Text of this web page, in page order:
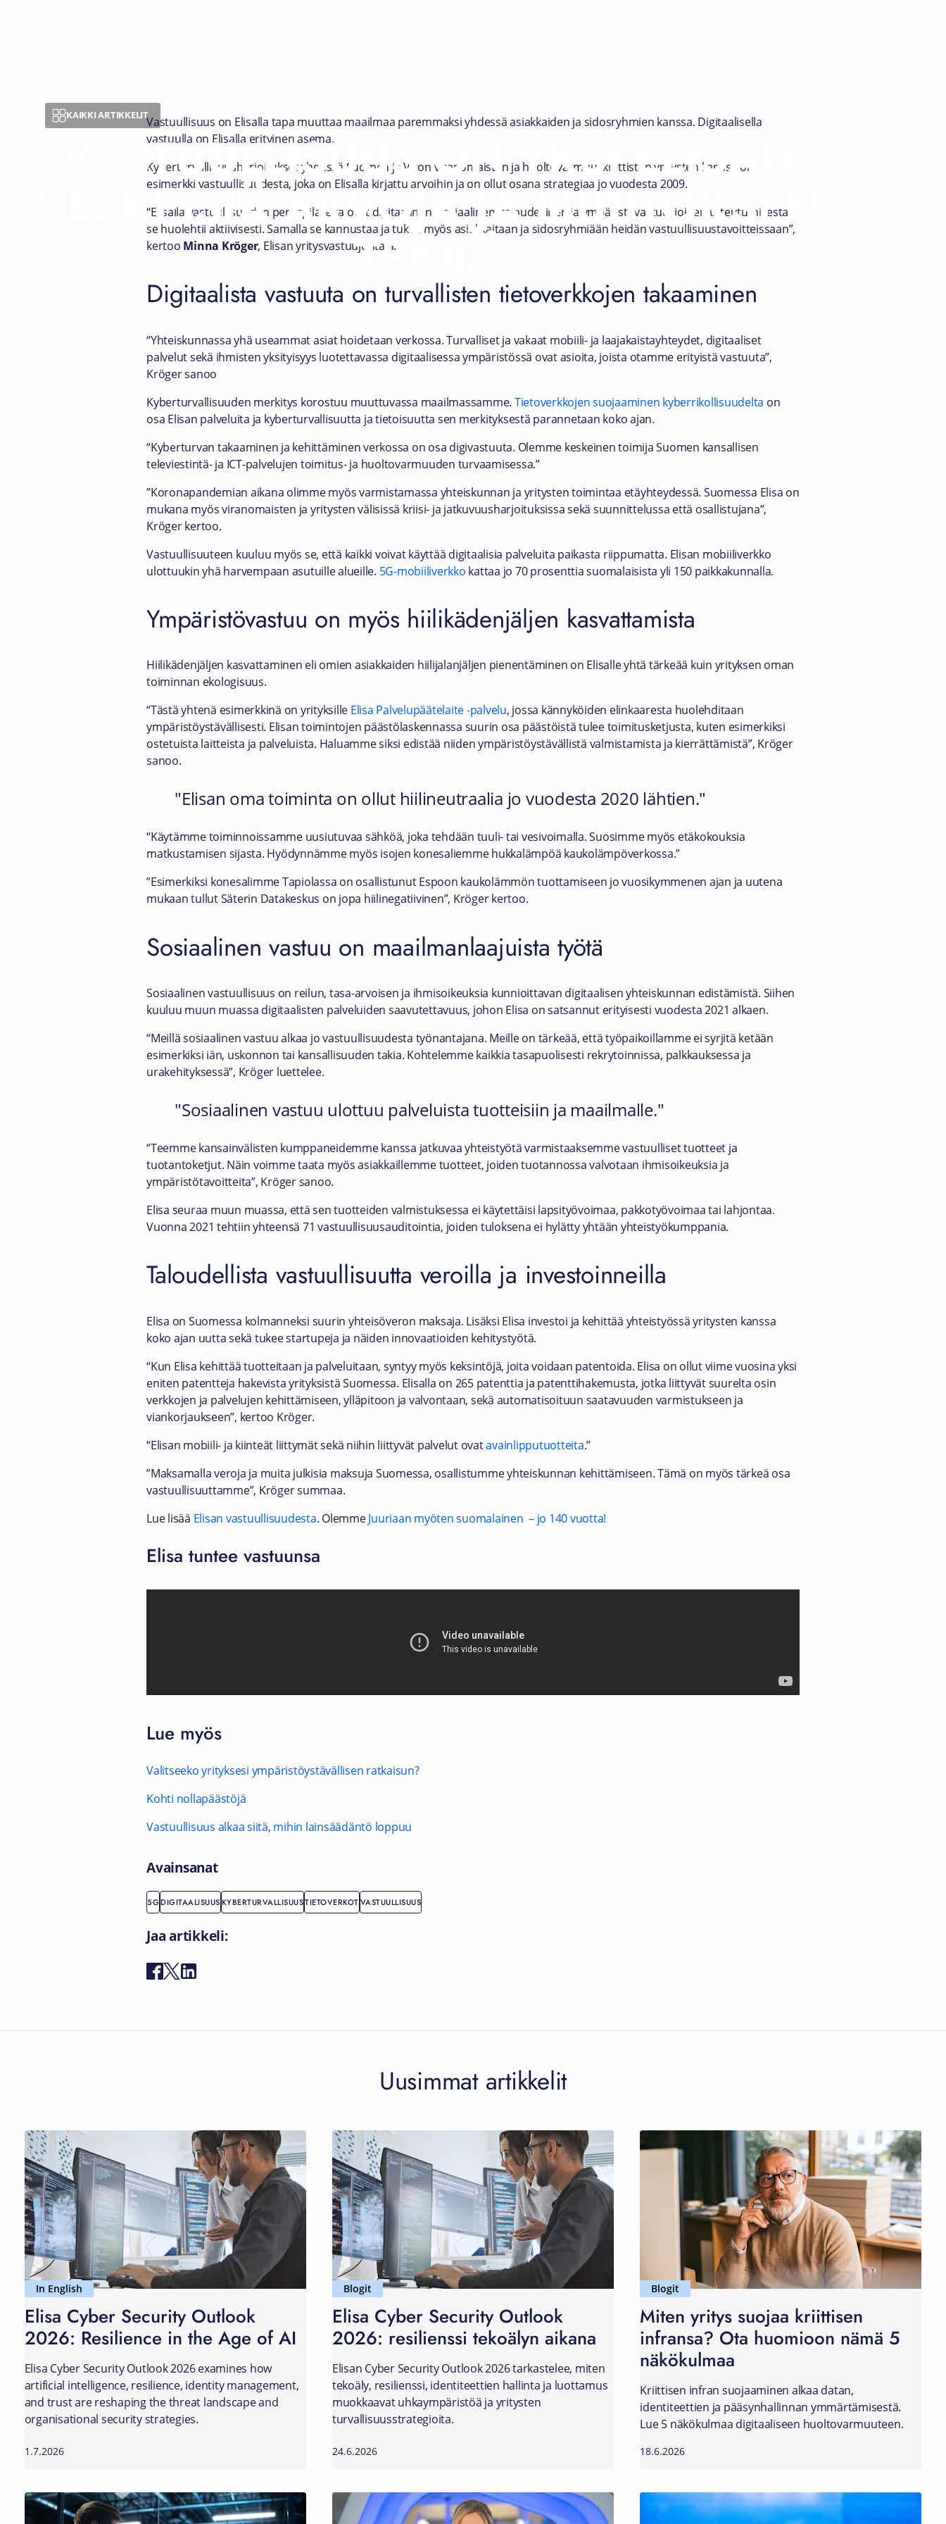
KAIKKI ARTIKKELIT
VASTUULLISUUS ON YKSI ELISAN
KESKEISIÄ ARVOJA JA MUUTOKSEN
TEKIJÄ
Vastuullisuus on Elisalla tapa muuttaa maailmaa paremmaksi yhdessä asiakkaiden ja sidosryhmien kanssa. Digitaalisella
vastuulla on Elisalla erityinen asema.
Kyberturvallisuusharjoitukset yhdessä Suomen ja Viron viranomaisten ja huoltovarmuuskriittisten yritysten kanssa on
esimerkki vastuullisuudesta, joka on Elisalla kirjattu arvoihin ja on ollut osana strategiaa jo vuodesta 2009.
“Elisalla vastuullisuuden peruspilareita ovat digitaalinen, sosiaalinen, taloudellinen ja ympäristövastuu, joiden toteutumisesta
se huolehtii aktiivisesti. Samalla se kannustaa ja tukee myös asiakkaitaan ja sidosryhmiään heidän vastuullisuustavoitteissaan”,
kertoo Minna Kröger, Elisan yritysvastuujohtaja.
Digitaalista vastuuta on turvallisten tietoverkkojen takaaminen
“Yhteiskunnassa yhä useammat asiat hoidetaan verkossa. Turvalliset ja vakaat mobiili- ja laajakaistayhteydet, digitaaliset
palvelut sekä ihmisten yksityisyys luotettavassa digitaalisessa ympäristössä ovat asioita, joista otamme erityistä vastuuta”,
Kröger sanoo
Kyberturvallisuuden merkitys korostuu muuttuvassa maailmassamme. Tietoverkkojen suojaaminen kyberrikollisuudelta on
osa Elisan palveluita ja kyberturvallisuutta ja tietoisuutta sen merkityksestä parannetaan koko ajan.
“Kyberturvan takaaminen ja kehittäminen verkossa on osa digivastuuta. Olemme keskeinen toimija Suomen kansallisen
televiestintä- ja ICT-palvelujen toimitus- ja huoltovarmuuden turvaamisessa.”
”Koronapandemian aikana olimme myös varmistamassa yhteiskunnan ja yritysten toimintaa etäyhteydessä. Suomessa Elisa on
mukana myös viranomaisten ja yritysten välisissä kriisi- ja jatkuvuusharjoituksissa sekä suunnittelussa että osallistujana”,
Kröger kertoo.
Vastuullisuuteen kuuluu myös se, että kaikki voivat käyttää digitaalisia palveluita paikasta riippumatta. Elisan mobiiliverkko
ulottuukin yhä harvempaan asutuille alueille. 5G-mobiiliverkko kattaa jo 70 prosenttia suomalaisista yli 150 paikkakunnalla.
Ympäristövastuu on myös hiilikädenjäljen kasvattamista
Hiilikädenjäljen kasvattaminen eli omien asiakkaiden hiilijalanjäljen pienentäminen on Elisalle yhtä tärkeää kuin yrityksen oman
toiminnan ekologisuus.
“Tästä yhtenä esimerkkinä on yrityksille Elisa Palvelupäätelaite -palvelu, jossa kännyköiden elinkaaresta huolehditaan
ympäristöystävällisesti. Elisan toimintojen päästölaskennassa suurin osa päästöistä tulee toimitusketjusta, kuten esimerkiksi
ostetuista laitteista ja palveluista. Haluamme siksi edistää niiden ympäristöystävällistä valmistamista ja kierrättämistä”, Kröger
sanoo.
Elisan oma toiminta on ollut hiilineutraalia jo vuodesta 2020 lähtien.
“Käytämme toiminnoissamme uusiutuvaa sähköä, joka tehdään tuuli- tai vesivoimalla. Suosimme myös etäkokouksia
matkustamisen sijasta. Hyödynnämme myös isojen konesaliemme hukkalämpöä kaukolämpöverkossa.”
”Esimerkiksi konesalimme Tapiolassa on osallistunut Espoon kaukolämmön tuottamiseen jo vuosikymmenen ajan ja uutena
mukaan tullut Säterin Datakeskus on jopa hiilinegatiivinen”, Kröger kertoo.
Sosiaalinen vastuu on maailmanlaajuista työtä
Sosiaalinen vastuullisuus on reilun, tasa-arvoisen ja ihmisoikeuksia kunnioittavan digitaalisen yhteiskunnan edistämistä. Siihen
kuuluu muun muassa digitaalisten palveluiden saavutettavuus, johon Elisa on satsannut erityisesti vuodesta 2021 alkaen.
“Meillä sosiaalinen vastuu alkaa jo vastuullisuudesta työnantajana. Meille on tärkeää, että työpaikoillamme ei syrjitä ketään
esimerkiksi iän, uskonnon tai kansallisuuden takia. Kohtelemme kaikkia tasapuolisesti rekrytoinnissa, palkkauksessa ja
urakehityksessä”, Kröger luettelee.
Sosiaalinen vastuu ulottuu palveluista tuotteisiin ja maailmalle.
“Teemme kansainvälisten kumppaneidemme kanssa jatkuvaa yhteistyötä varmistaaksemme vastuulliset tuotteet ja
tuotantoketjut. Näin voimme taata myös asiakkaillemme tuotteet, joiden tuotannossa valvotaan ihmisoikeuksia ja
ympäristötavoitteita”, Kröger sanoo.
Elisa seuraa muun muassa, että sen tuotteiden valmistuksessa ei käytettäisi lapsityövoimaa, pakkotyövoimaa tai lahjontaa.
Vuonna 2021 tehtiin yhteensä 71 vastuullisuusauditointia, joiden tuloksena ei hylätty yhtään yhteistyökumppania.
Taloudellista vastuullisuutta veroilla ja investoinneilla
Elisa on Suomessa kolmanneksi suurin yhteisöveron maksaja. Lisäksi Elisa investoi ja kehittää yhteistyössä yritysten kanssa
koko ajan uutta sekä tukee startupeja ja näiden innovaatioiden kehitystyötä.
“Kun Elisa kehittää tuotteitaan ja palveluitaan, syntyy myös keksintöjä, joita voidaan patentoida. Elisa on ollut viime vuosina yksi
eniten patentteja hakevista yrityksistä Suomessa. Elisalla on 265 patenttia ja patenttihakemusta, jotka liittyvät suurelta osin
verkkojen ja palvelujen kehittämiseen, ylläpitoon ja valvontaan, sekä automatisoituun saatavuuden varmistukseen ja
viankorjaukseen”, kertoo Kröger.
“Elisan mobiili- ja kiinteät liittymät sekä niihin liittyvät palvelut ovatavainlipputuotteita.”
”Maksamalla veroja ja muita julkisia maksuja Suomessa, osallistumme yhteiskunnan kehittämiseen. Tämä on myös tärkeä osa
vastuullisuuttamme”, Kröger summaa.
Lue lisää Elisan vastuullisuudesta. OlemmeJuuriaan myöten suomalainen – jo 140 vuotta!
Elisa tuntee vastuunsa
Lue myös
Valitseeko yrityksesi ympäristöystävällisen ratkaisun?
Kohti nollapäästöjä
Vastuullisuus alkaa siitä, mihin lainsäädäntö loppuu
Avainsanat
5GDIGITAALISUUSKYBERTURVALLISUUSTIETOVERKOTVASTUULLISUUS
Jaa artikkeli:
Uusimmat artikkelit
In English
Elisa Cyber Security Outlook
2026: Resilience in the Age of AI
Elisa Cyber Security Outlook 2026 examines how
artificial intelligence, resilience, identity management,
and trust are reshaping the threat landscape and
organisational security strategies.
1.7.2026
Blogit
Elisa Cyber Security Outlook
2026: resilienssi tekoälyn aikana
Elisan Cyber Security Outlook 2026 tarkastelee, miten
tekoäly, resilienssi, identiteettien hallinta ja luottamus
muokkaavat uhkaympäristöä ja yritysten
turvallisuusstrategioita.
24.6.2026
Blogit
Miten yritys suojaa kriittisen
infransa? Ota huomioon nämä 5
näkökulmaa
Kriittisen infran suojaaminen alkaa datan,
identiteettien ja pääsynhallinnan ymmärtämisestä.
Lue 5 näkökulmaa digitaaliseen huoltovarmuuteen.
18.6.2026